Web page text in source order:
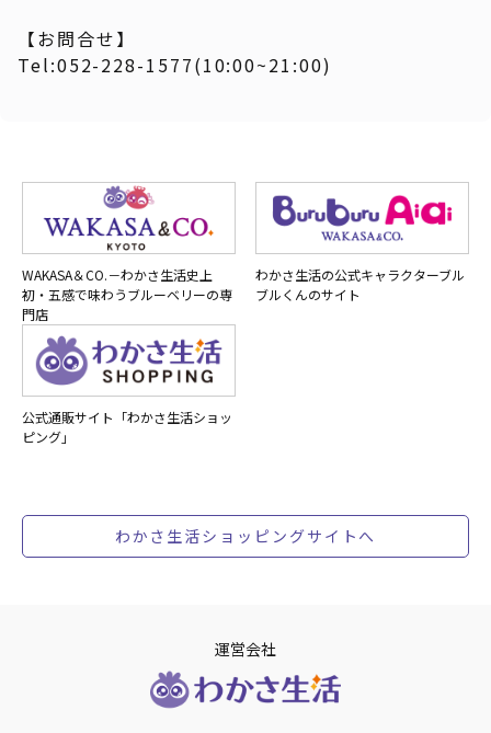
【お問合せ】
Tel:052-228-1577(10:00~21:00)
WAKASA＆CO.－わかさ生活史上
初・五感で味わうブルーベリーの専
門店
わかさ生活の公式キャラクターブル
ブルくんのサイト
公式通販サイト「わかさ生活ショッ
ピング」
わかさ生活ショッピングサイトへ
運営会社